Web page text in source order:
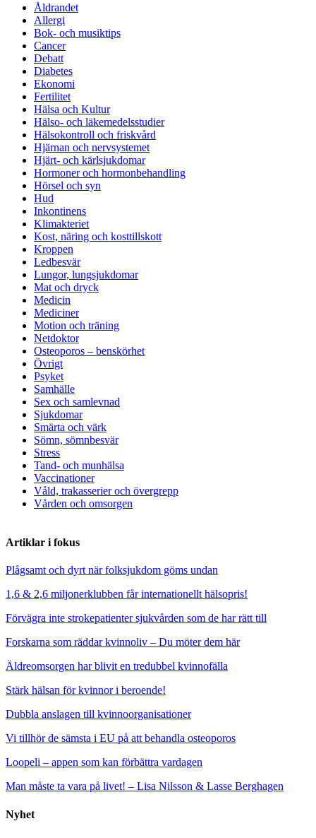
Åldrandet
Allergi
Bok- och musiktips
Cancer
Debatt
Diabetes
Ekonomi
Fertilitet
Hälsa och Kultur
Hälso- och läkemedelsstudier
Hälsokontroll och friskvård
Hjärnan och nervsystemet
Hjärt- och kärlsjukdomar
Hormoner och hormonbehandling
Hörsel och syn
Hud
Inkontinens
Klimakteriet
Kost, näring och kosttillskott
Kroppen
Ledbesvär
Lungor, lungsjukdomar
Mat och dryck
Medicin
Mediciner
Motion och träning
Netdoktor
Osteoporos – benskörhet
Övrigt
Psyket
Samhälle
Sex och samlevnad
Sjukdomar
Smärta och värk
Sömn, sömnbesvär
Stress
Tand- och munhälsa
Vaccinationer
Våld, trakasserier och övergrepp
Vården och omsorgen
Artiklar i fokus
Plågsamt och dyrt när folksjukdom göms undan
1,6 & 2,6 miljonerklubben får internationellt hälsopris!
Förvägra inte strokepatienter sjukvården som de har rätt till
Forskarna som räddar kvinnoliv – Du möter dem här
Äldreomsorgen har blivit en tredubbel kvinnofälla
Stärk hälsan för kvinnor i beroende!
Dubbla anslagen till kvinnoorganisationer
Vi tillhör de sämsta i EU på att behandla osteoporos
Loopeli – appen som kan förbättra vardagen
Man måste ta vara på livet! – Lisa Nilsson & Lasse Berghagen
Nyhet